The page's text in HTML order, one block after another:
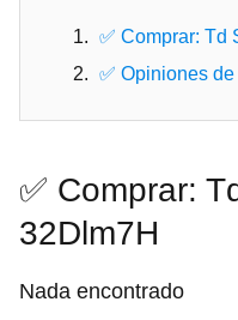
✅ Comprar: Td
✅ Opiniones
✅ Comprar:
32Dlm7H
Nada encontrado